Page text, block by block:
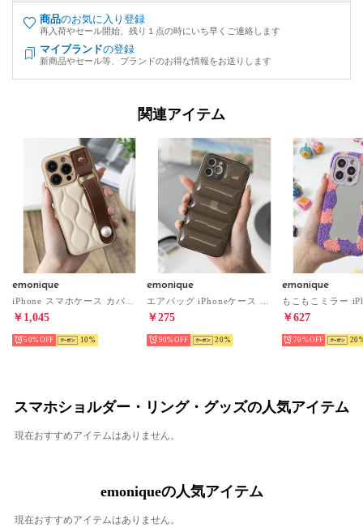
商品のお気に入り登録
再入荷やセール開始、残り１点の時にいち早くご連絡します
マイブランドの登録
新商品やセール等、ブランドのお得な情報をお送りします
関連アイテム
emonique
￥1,045
50% 10
emonique
￥275
90% 20
emonique
￥627
70% 20
スマホショルダー・リング・グッズの人気アイテム
現在おすすめアイテムはありません。
emoniqueの人気アイテム
現在おすすめアイテムはありません。